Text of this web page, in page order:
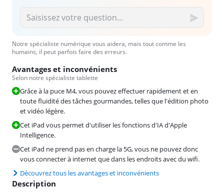
Notre spécialiste numérique vous aidera, mais tout comme les
humains, il peut parfois faire des erreurs.
Avantages et inconvénients
Selon notre spécialiste tablette
Grâce à la puce M4, vous pouvez effectuer rapidement et en
toute fluidité des tâches gourmandes, telles que l'édition photo
et vidéo légère.
Cet iPad vous permet d'utiliser les fonctions d'IA d'Apple
Intelligence.
Cet iPad ne prend pas en charge la 5G, vous ne pouvez donc
vous connecter à internet que dans les endroits avec du wifi.
Découvrez tous les avantages et inconvénients
Description